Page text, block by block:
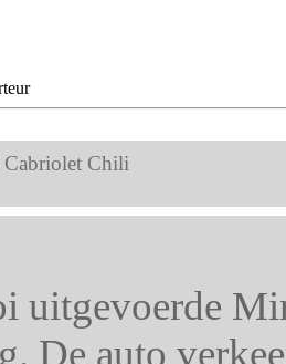
Chili
uitgevoerde
De auto